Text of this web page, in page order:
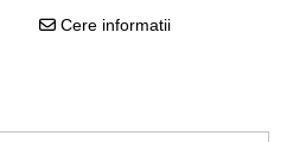
Cere informatii